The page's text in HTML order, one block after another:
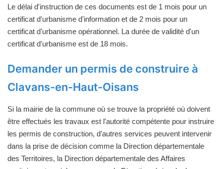
Le délai d'instruction de ces documents est de 1 mois pour un
certificat d'urbanisme d'information et de 2 mois pour un
certificat d'urbanisme opérationnel. La durée de validité d'un
certificat d'urbanisme est de 18 mois.
Demander un permis de construire à
Clavans-en-Haut-Oisans
Si la mairie de la commune où se trouve la propriété où doivent
être effectués les travaux est l'autorité compétente pour instruire
les permis de construction, d'autres services peuvent intervenir
dans la prise de décision comme la Direction départementale
des Territoires, la Direction départementale des Affaires